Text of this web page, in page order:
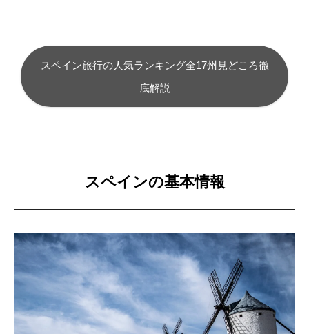
スペイン旅行の人気ランキング全17州見どころ徹
底解説
スペインの基本情報